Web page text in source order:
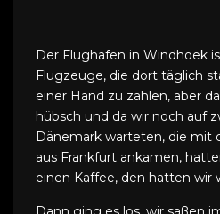
Der Flughafen in Windhoek
Flugzeuge, die dort täglich
einer Hand zu zählen, aber
hübsch und da wir noch auf
Dänemark warteten, die mit
aus Frankfurt ankamen,
einen Kaffee, den hatten wir